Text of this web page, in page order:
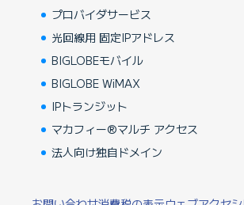
プロバイダサービス
光回線用 固定IPアドレス
BIGLOBEモバイル
BIGLOBE WiMAX
IPトランジット
マカフィー®マルチ アクセス
法人向け独自ドメイン